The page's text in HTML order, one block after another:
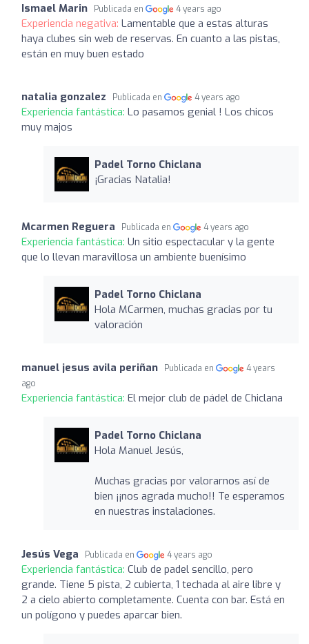
Ismael Marin Publicada en 4 years ago
Experiencia negativa: Lamentable que a estas alturas
haya clubes sin web de reservas. En cuanto a las pistas,
están en muy buen estado
natalia gonzalez Publicada en 4 years ago
Experiencia fantástica: Lo pasamos genial ! Los chicos
muy majos
Padel Torno Chiclana
¡Gracias Natalia!
Mcarmen Reguera Publicada en 4 years ago
Experiencia fantástica: Un sitio espectacular y la gente
que lo llevan maravillosa un ambiente buenísimo
Padel Torno Chiclana
Hola MCarmen, muchas gracias por tu
valoración
manuel jesus avila periñan Publicada en
4 years
ago
Experiencia fantástica: El mejor club de pádel de Chiclana
Padel Torno Chiclana
Hola Manuel Jesús,
Muchas gracias por valorarnos así de
bien ¡¡nos agrada mucho!! Te esperamos
en nuestras instalaciones.
Jesús Vega Publicada en 4 years ago
Experiencia fantástica: Club de padel sencillo, pero
grande. Tiene 5 pista, 2 cubierta, 1 techada al aire libre y
2 a cielo abierto completamente. Cuenta con bar. Está en
un polígono y puedes aparcar bien.